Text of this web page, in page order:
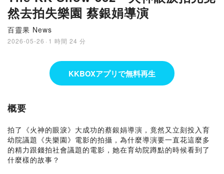
然去拍失樂園 蔡銀娟導演
百靈果 News
2026-05-26 · 1 時間 24 分
KKBOXアプリで無料再生
概要
拍了《火神的眼淚》大成功的蔡銀娟導演，竟然又立刻投入育
幼院議題《失樂園》電影的拍攝，為什麼導演要一直花這麼多
的精力跟錢拍社會議題的電影，她在育幼院蹲點的時候看到了
什麼樣的故事？